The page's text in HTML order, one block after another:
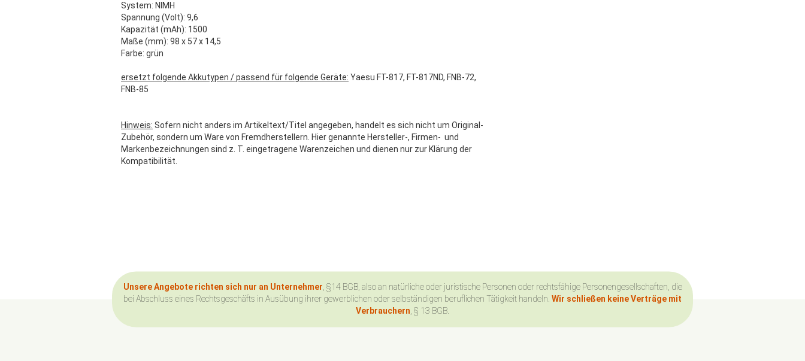
System: NIMH
Spannung (Volt): 9,6
Kapazität (mAh): 1500
Maße (mm): 98 x 57 x 14,5
Farbe: grün
ersetzt folgende Akkutypen / passend für folgende Geräte: Yaesu FT-817, FT-817ND, FNB-72,
FNB-85
Hinweis: Sofern nicht anders im Artikeltext/Titel angegeben, handelt es sich nicht um Original-
Zubehör, sondern um Ware von Fremdherstellern. Hier genannte Hersteller-, Firmen- und
Markenbezeichnungen sind z. T. eingetragene Warenzeichen und dienen nur zur Klärung der
Kompatibilität.
Unsere Angebote richten sich nur an Unternehmer , §14 BGB, also an natürliche oder juristische Personen oder rechtsfähige Personengesellschaften, die
bei Abschluss eines Rechtsgeschäfts in Ausübung ihrer gewerblichen oder selbständigen beruflichen Tätigkeit handeln. Wir schließen keine Verträge mit
Verbrauchern , § 13 BGB.